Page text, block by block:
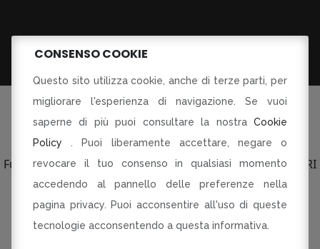
©Tutti i diritti riservati
Fusorari di Dania Botti e C SAS p.le Torti 5 Modena PI CF RI
03134230360
R-INNOVARE PER RI-PARTIRE
Progetto cofinanziato dal Fondo europeo di sviluppo
CONSENSO COOKIE
Questo sito utilizza cookie, anche di terze parti, per
migliorare l'esperienza di navigazione. Se vuoi
saperne di più puoi consultare la nostra Cookie
Policy . Puoi liberamente accettare, negare o
revocare il tuo consenso in qualsiasi momento
accedendo al pannello delle preferenze nella
pagina privacy. Puoi acconsentire all'uso di queste
tecnologie acconsentendo a questa informativa.